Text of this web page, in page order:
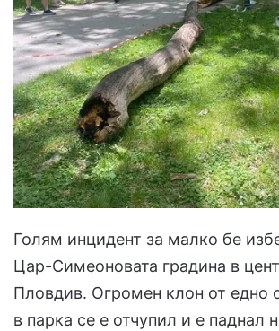
Голям инцидент за малко бе
Цар-Симеоновата градина в
Пловдив. Огромен клон от едно
в парка се е отчупил и е паднал